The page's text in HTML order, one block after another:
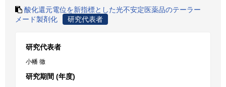
酸化還元電位を新指標とした光不安定医薬品のテーラー
メード製剤化
研究代表者
研究代表者
小幡 徹
研究期間 (年度)